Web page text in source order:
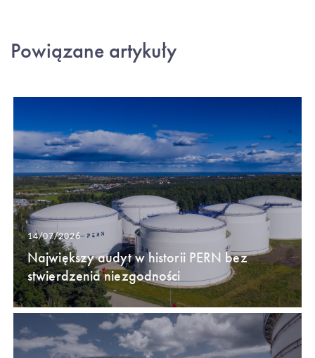
Powiązane artykuły
14/07/2026
Największy audyt w historii PERN bez
stwierdzenia niezgodności